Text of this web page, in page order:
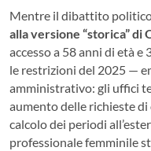
Mentre il dibattito
alla versione “storica” di
accesso a 58 anni di età
le restrizioni del 2025 —
amministrativo: gli uffici
aumento delle richieste
calcolo dei periodi
professionale femminile